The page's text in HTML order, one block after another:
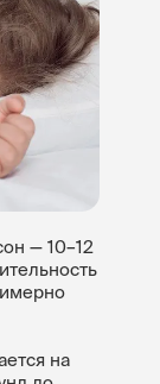
— 10–12
на